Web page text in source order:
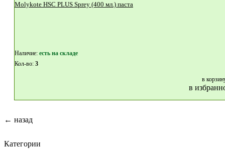
Molykote HSC PLUS Sprey (400 мл.) паста
Наличие: eсть на складе
Кол-во: 3
в
в
← назад
Категории